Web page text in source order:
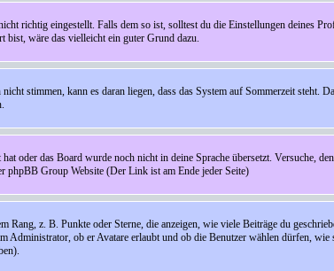
richtig eingestellt. Falls dem so ist, solltest du die Einstellungen deines
wäre das vielleicht ein guter Grund dazu.
stimmen, kann es daran liegen, dass das System auf Sommerzeit
oder das Board wurde noch nicht in deine Sprache übersetzt. Versuche,
phpBB Group Website (Der Link ist am Ende jeder Seite)
Rang, z. B. Punkte oder Sterne, die anzeigen, wie viele Beiträge du
ob er Avatare erlaubt und ob die Benutzer wählen dürfen,